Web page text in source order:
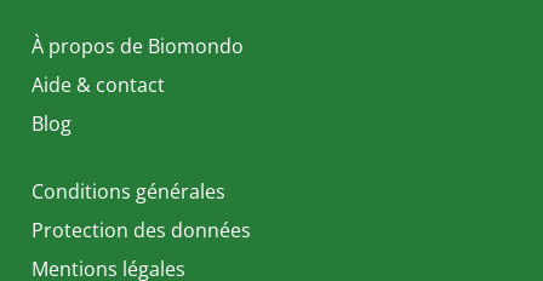
À propos de Biomondo
Aide & contact
Blog
Conditions générales
Protection des données
Mentions légales